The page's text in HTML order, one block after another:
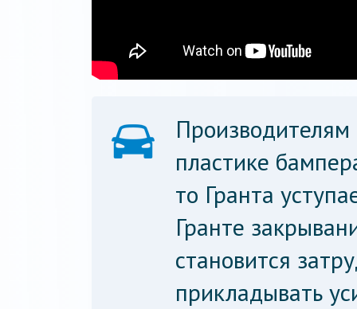
пластике
то Гранта
Гранте
становится
прикладывать